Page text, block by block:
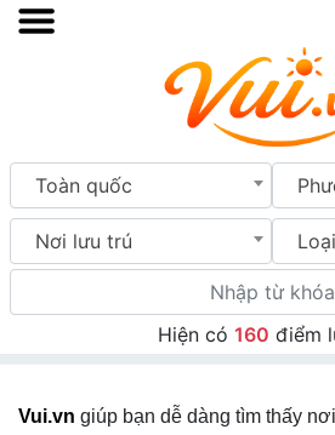
Toàn quốc
Nơi lưu trú
Hiện có 160 điểm
Vui.vn giúp bạn dễ dàng tìm thấy